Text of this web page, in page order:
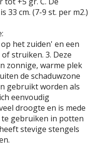
33 cm. (7-9 st. per m2.)
het zuiden' en een
struiken. 3. Deze
zonnige, warme plek
de schaduwzone
gebruikt worden als
eenvoudig
droogte en is mede
gebruiken in potten
stevige stengels